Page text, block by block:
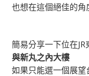
也想在這個絕佳的角
簡易分享一下位在
與新丸之內大樓
如果只能選一個展